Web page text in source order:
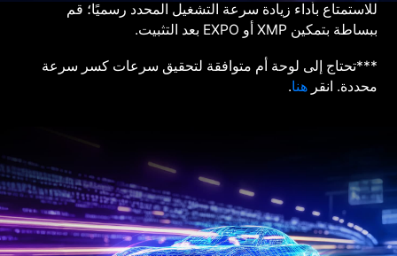
للاستمتاع بأداء زيادة سرعة التشغيل المحدد رسميًا؛ قم
ببساطة بتمكين XMP أو EXPO بعد التثبيت.
***تحتاج إلى لوحة أم متوافقة لتحقيق سرعات كسر سرعة
محددة. انقرهنا.